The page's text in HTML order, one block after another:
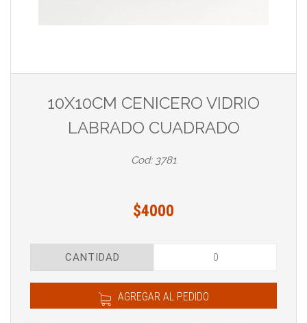
10X10CM CENICERO VIDRIO
LABRADO CUADRADO
Cod: 3781
$4000
CANTIDAD
AGREGAR AL PEDIDO